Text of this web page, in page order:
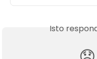
Isto